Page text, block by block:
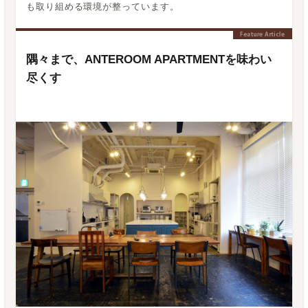
も取り組める環境が整っています。
隅々まで、ANTEROOM APARTMENTを味わい
尽くす